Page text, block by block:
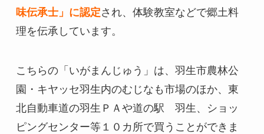
味伝承士」に認定され、体験教室などで郷土料
理を伝承しています。
こちらの「いがまんじゅう」は、羽生市農林公
園・キヤッセ羽生内のむじなも市場のほか、東
北自動車道の羽生ＰＡや道の駅 羽生、ショッ
ピングセンター等１０カ所で買うことができま